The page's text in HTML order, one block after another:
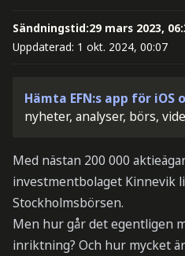
Sändningstid:29 mars 2023,
Uppdaterad: 1 okt. 2024, 00:07
Hämta EFN:s app för iOS
nyheter, analyser, börs,
Med nästan 200 000
investmentbolaget Kinnevik
Stockholmsbörsen.
Men hur går det egentligen
inriktning? Och hur mycket